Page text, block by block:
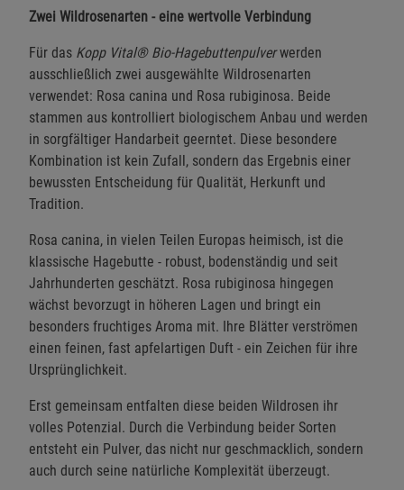
Zwei Wildrosenarten - eine wertvolle Verbindung
Für das Kopp Vital® Bio-Hagebuttenpulverwerden
ausschließlich zwei ausgewählte Wildrosenarten
verwendet: Rosa canina und Rosa rubiginosa. Beide
stammen aus kontrolliert biologischem Anbau und werden
in sorgfältiger Handarbeit geerntet. Diese besondere
Kombination ist kein Zufall, sondern das Ergebnis einer
bewussten Entscheidung für Qualität, Herkunft und
Tradition.
Rosa canina, in vielen Teilen Europas heimisch, ist die
klassische Hagebutte - robust, bodenständig und seit
Jahrhunderten geschätzt. Rosa rubiginosa hingegen
wächst bevorzugt in höheren Lagen und bringt ein
besonders fruchtiges Aroma mit. Ihre Blätter verströmen
einen feinen, fast apfelartigen Duft - ein Zeichen für ihre
Ursprünglichkeit.
Erst gemeinsam entfalten diese beiden Wildrosen ihr
volles Potenzial. Durch die Verbindung beider Sorten
entsteht ein Pulver, das nicht nur geschmacklich, sondern
auch durch seine natürliche Komplexität überzeugt.